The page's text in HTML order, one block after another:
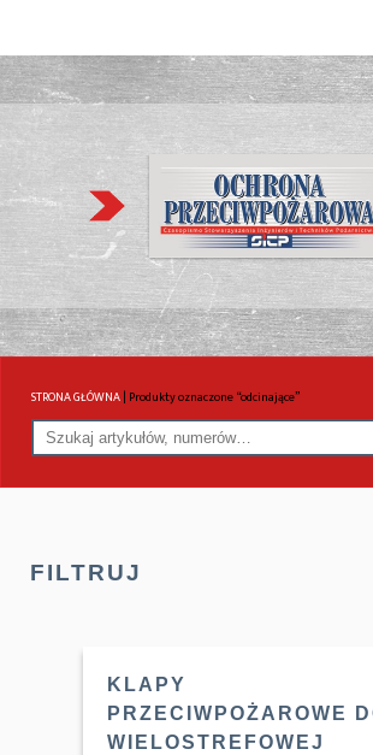
STRONA GŁÓWNA| Produkty oznaczone “odcinające”
FILTRUJ
KLAPY
PRZECIWPOŻAROWE
WIELOSTREFOWEJ